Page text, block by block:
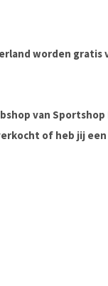
worden
van
of heb jij